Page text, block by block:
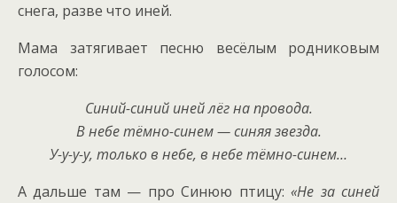
снега, разве что иней.
Мама затягивает песню весёлым родниковым
голосом:
Синий-синий иней лёг на провода.
В небе тёмно-синем — синяя звезда.
У-у-у-у, только в небе, в небе тёмно-синем…
А дальше там — про Синюю птицу:«Не за синей